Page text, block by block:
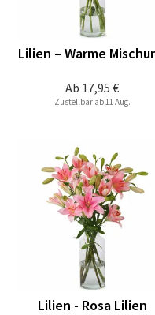
Ab 17,95 €
Lilien – Warme
Zustellbar ab 11 Aug.
Lilien - Rosa Lilien